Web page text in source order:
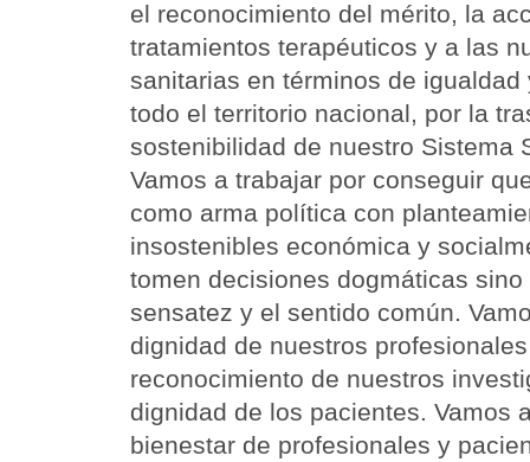
el reconocimiento del mérito, la
tratamientos terapéuticos y a las
sanitarias en términos de
todo el territorio nacional, por la
sostenibilidad de nuestro Sistema
Vamos a trabajar por conseguir
como arma política con
insostenibles económica y
tomen decisiones dogmáticas
sensatez y el sentido común.
dignidad de nuestros
reconocimiento de nuestros
dignidad de los pacientes. Vamos
bienestar de profesionales y